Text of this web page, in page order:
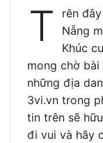
T
rên
Nẵng
Khúc
mong chờ
những địa
3vi.vn trong
tin trên sẽ
đi vui và hãy